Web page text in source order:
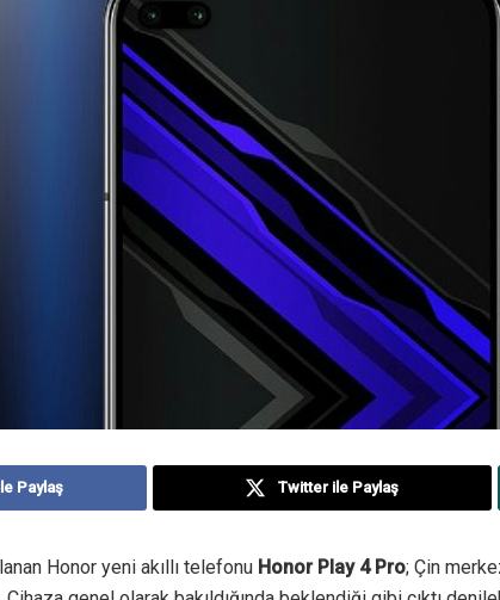
Paylaş Twitter ile Paylaş
Honor yeni akıllı telefonu Honor Play 4 Pro; Çin